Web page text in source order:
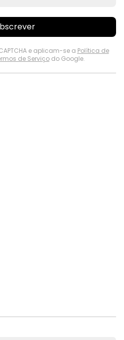
e aplicam-se a Política de
de Serviçodo Google.